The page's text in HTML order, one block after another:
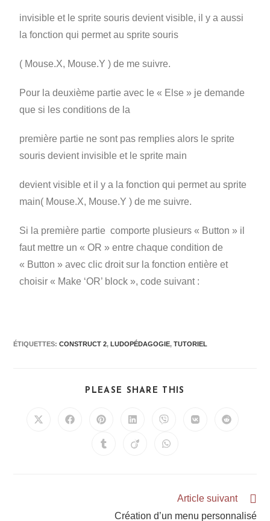
invisible et le sprite souris devient visible, il y a aussi
la fonction qui permet au sprite souris
( Mouse.X, Mouse.Y ) de me suivre.
Pour la deuxième partie avec le « Else » je demande
que si les conditions de la
première partie ne sont pas remplies alors le sprite
souris devient invisible et le sprite main
devient visible et il y a la fonction qui permet au sprite
main( Mouse.X, Mouse.Y ) de me suivre.
Si la première partie comporte plusieurs « Button » il
faut mettre un « OR » entre chaque condition de
« Button » avec clic droit sur la fonction entière et
choisir « Make ‘OR’ block », code suivant :
ÉTIQUETTES:CONSTRUCT 2, LUDOPÉDAGOGIE, TUTORIEL
PLEASE SHARE THIS
Article suivant
Création d’un menu personnalisé